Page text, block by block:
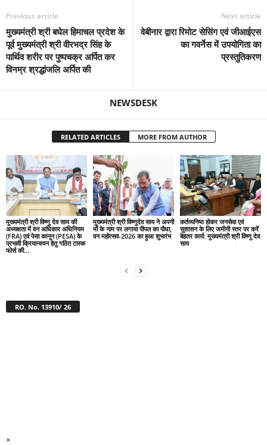
Previous article
मुख्यमंत्री श्री बघेल हिमाचल प्रदेश के
पूर्व मुख्यमंत्री श्री वीरभद्र सिंह के
पार्थिव शरीर पर पुष्पचक्र अर्पित कर
विनम्र श्रद्धांजलि अर्पित की
Next article
वेबीनार द्वारा रिमोट सेसिंग एवं जीआईएस
का गवर्नेस में उपयोगिता का
प्रस्तुतिकरण
NEWSDESK
RELATED ARTICLES MORE FROM AUTHOR
मुख्यमंत्री श्री विष्णु देव साय की
अध्यक्षता में वन अधिकार अधिनियम
(FRA) एवं पेसा कानून (PESA) के
प्रभावी क्रियान्वयन हेतु गठित टास्क
फोर्स की...
मुख्यमंत्री श्री विष्णुदेव साय ने अपनी
माँ के नाम पर लगाया पीपल का पौधा,
वन महोत्सव-2026 का हुआ शुभारंभ
कर्तव्यनिष्ठ होकर जनसेवा एवं
सुशासन के लिए जमीनी स्तर पर करें
बेहतर कार्य: मुख्यमंत्री श्री विष्णु देव
साय
RO. No. 13910/ 26
×